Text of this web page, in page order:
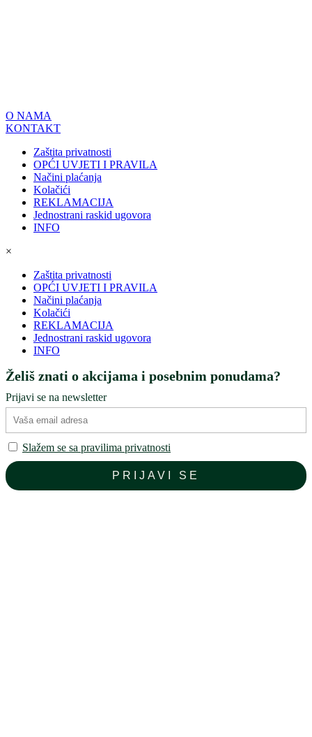
O NAMA
KONTAKT
Zaštita privatnosti
OPĆI UVJETI I PRAVILA
Načini plaćanja
Kolačići
REKLAMACIJA
Jednostrani raskid ugovora
INFO
×
Zaštita privatnosti
OPĆI UVJETI I PRAVILA
Načini plaćanja
Kolačići
REKLAMACIJA
Jednostrani raskid ugovora
INFO
Želiš znati o akcijama i posebnim ponudama?
Prijavi se na newsletter
Slažem se sa pravilima privatnosti